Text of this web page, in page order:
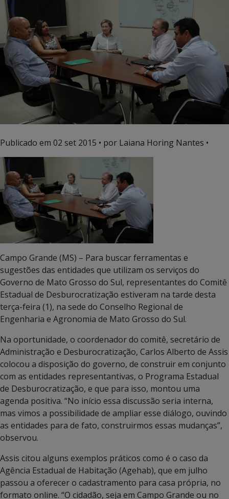
Publicado em 02 set 2015 • por Laiana Horing Nantes •
Campo Grande (MS) – Para buscar ferramentas e
sugestões das entidades que utilizam os serviços do
Governo de Mato Grosso do Sul, representantes do Comitê
Estadual de Desburocratização estiveram na tarde desta
terça-feira (1), na sede do Conselho Regional de
Engenharia e Agronomia de Mato Grosso do Sul.
Na oportunidade, o coordenador do comitê, secretário de
Administração e Desburocratização, Carlos Alberto de Assis
colocou a disposição do governo, de construir em conjunto
com as entidades representantivas, o Programa Estadual
de Desburocratização, e que para isso, montou uma
agenda positiva. “No início essa discussão seria interna,
mas vimos a possibilidade de ampliar esse diálogo, ouvindo
as entidades para de fato, construirmos essas mudanças”,
observou.
Assis citou alguns exemplos práticos como é o caso da
Agência Estadual de Habitação (Agehab), que em julho
passou a oferecer o cadastramento para casa própria, no
formato online. “O cidadão, seja em Campo Grande ou no